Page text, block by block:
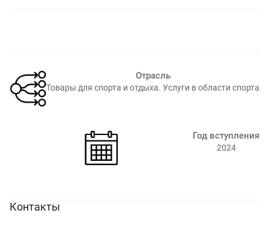
Отрасль
Товары для спорта и отдыха. Услуги в области спорта⁠
Год вступления
2024
Контакты